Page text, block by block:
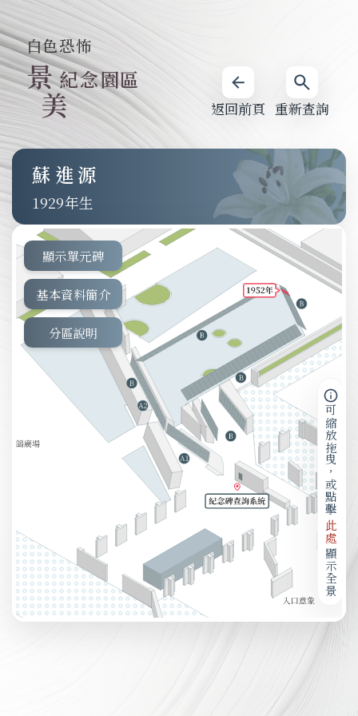
重新查詢
返回前頁
白色恐怖
景
美
紀念園區
蘇進源
1929
顯示單元碑
基本資料簡介
分區說明
可縮放拖曳，或點擊
此處
顯示全景